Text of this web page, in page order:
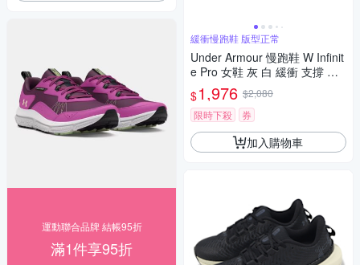
運動聯合品牌 結帳95折
滿1件享95折
緩衝慢跑鞋 版型正常
Under Armour 慢跑鞋 W Infinit
e Pro 女鞋 灰 白 緩衝 支撐 運
動鞋 UA 3027200106
$1,976 $2,080
限時下殺
券
加入購物車